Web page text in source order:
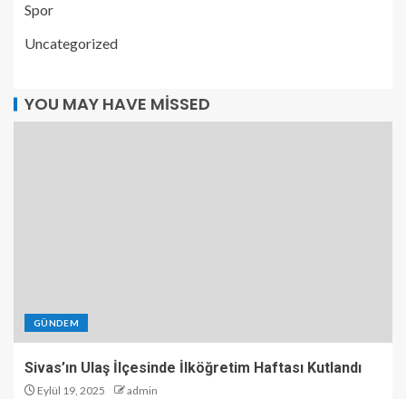
Spor
Uncategorized
YOU MAY HAVE MISSED
GÜNDEM
Sivas’ın Ulaş İlçesinde İlköğretim Haftası Kutlandı
Eylül 19, 2025 admin